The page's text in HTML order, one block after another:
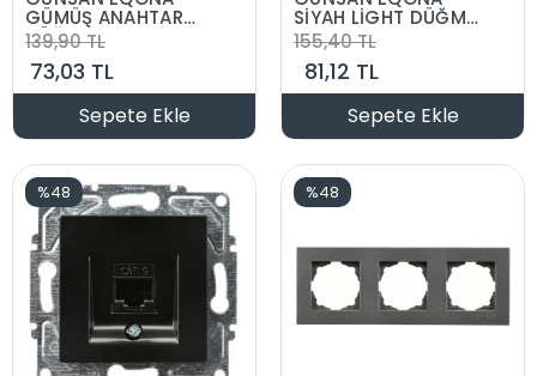
GÜMÜŞ ANAHTAR
DÜĞME MEKANİZMA
139,90 TL
73,03 TL
Sepete Ekle
SİYAH LİGHT DÜĞME
MEKANİZMA
155,40 TL
81,12 TL
Sepete Ekle
%48 %48